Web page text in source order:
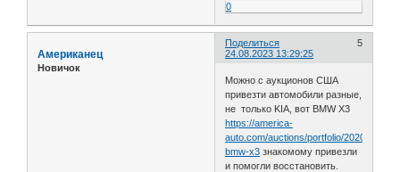
0
Поделиться
5
24.08.2023 13:29:25
Американец
Новичок
Можно c аукционов США
привезти автомобили разные,
не только KIA, вот BMW X3
https://america-
auto.com/auctions/portfolio/2020-
bmw-x3 знакомому привезли
и помогли восстановить.